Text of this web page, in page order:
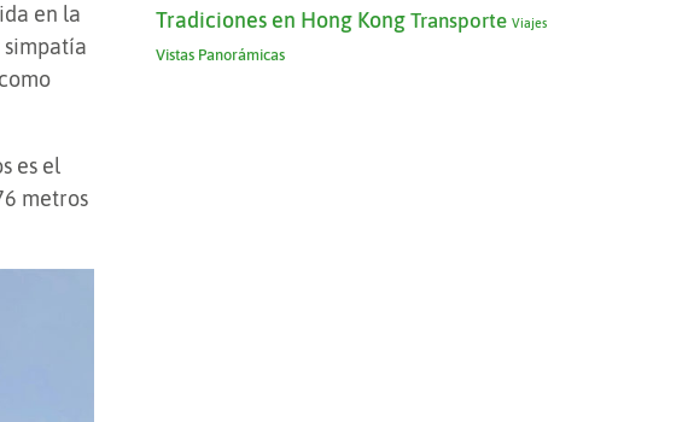
en la
es el
metros
Tradiciones en Hong Kong Transporte Viajes
Vistas Panorámicas